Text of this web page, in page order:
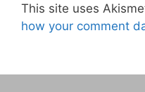
This site uses
how your comment